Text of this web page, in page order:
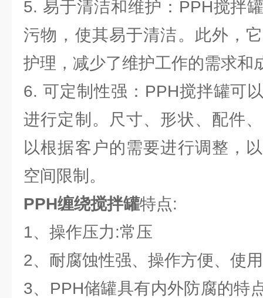
5. 易于清洁和维护：PPH搅拌
污物，使其易于清洁。此外，
护理，减少了维护工作的需求和
6. 可定制性强：PPH搅拌罐可
进行定制。尺寸、形状、配件
以根据客户的需要进行调整，
空间限制。
PPH缠绕搅拌罐特点:
1、操作压力:常压
2、耐腐蚀性强、操作方便、使
3、PPH储罐具有内外防腐的特